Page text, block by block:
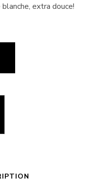
extra douce!